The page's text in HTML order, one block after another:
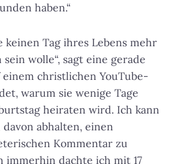
haben.“
keinen Tag ihres Lebens mehr
wolle“, sagt eine gerade
einem christlichen YouTube-
warum sie wenige Tage
heiraten wird. Ich kann
abhalten, einen
Kommentar zu
immerhin dachte ich mit 17